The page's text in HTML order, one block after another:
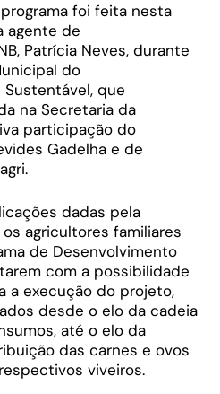
foi feita nesta
agente de
Patrícia Neves, durante
do
Sustentável, que
na Secretaria da
participação do
Gadelha e de
dadas pela
agricultores familiares
de Desenvolvimento
com a possibilidade
a execução do projeto,
desde o elo da cadeia
até o elo da
das carnes e ovos
viveiros.